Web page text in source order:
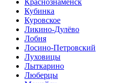
Краснознаменск
Кубинка
Куровское
Ликино-Дулёво
Лобня
Лосино-Петровский
Луховицы
Лыткарино
Люберцы